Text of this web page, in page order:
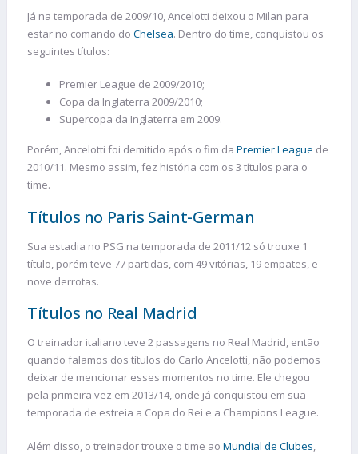
Já na temporada de 2009/10, Ancelotti deixou o Milan para
estar no comando do Chelsea. Dentro do time, conquistou os
seguintes títulos:
Premier League de 2009/2010;
Copa da Inglaterra 2009/2010;
Supercopa da Inglaterra em 2009.
Porém, Ancelotti foi demitido após o fim da Premier League de
2010/11. Mesmo assim, fez história com os 3 títulos para o
time.
Títulos no Paris Saint-German
Sua estadia no PSG na temporada de 2011/12 só trouxe 1
título, porém teve 77 partidas, com 49 vitórias, 19 empates, e
nove derrotas.
Títulos no Real Madrid
O treinador italiano teve 2 passagens no Real Madrid, então
quando falamos dos títulos do Carlo Ancelotti, não podemos
deixar de mencionar esses momentos no time. Ele chegou
pela primeira vez em 2013/14, onde já conquistou em sua
temporada de estreia a Copa do Rei e a Champions League.
Além disso, o treinador trouxe o time ao Mundial de Clubes,